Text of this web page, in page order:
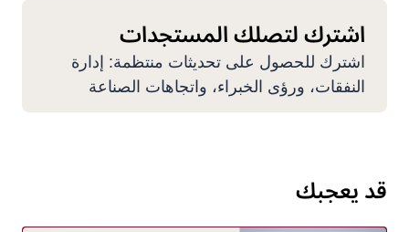
اشترك لتصلك المستجدات
اشترك للحصول على تحديثات منتظمة: إدارة
النفقات، ورؤى الخبراء، واتجاهات الصناعة
قد يعجبك